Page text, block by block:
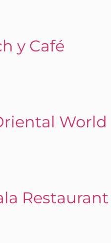
y Café
World
Restaurant